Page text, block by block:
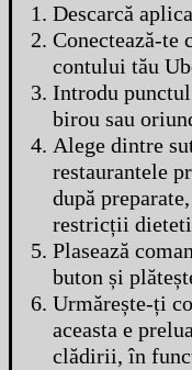
Descarcă
Conectează-te
contului tău
Introdu
birou sau
Alege dintre
restaurantele
după
restricții
Plasează
buton și
Urmărește-ți
aceasta e
clădirii, în